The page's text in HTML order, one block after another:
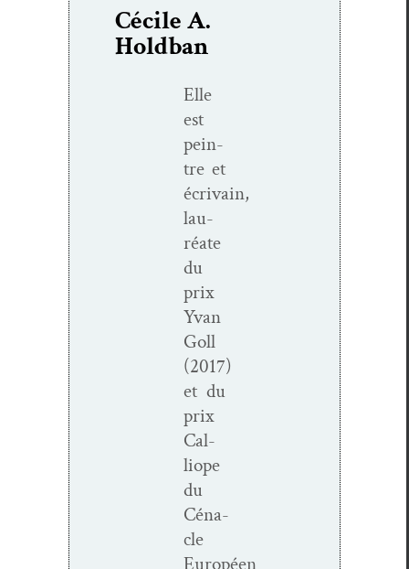
Cécile A.
Holdban
Elle
est
pein­
tre et
écrivain,
lau­
réate
du
prix
Yvan
Goll
(2017)
et du
prix
Cal­
liope
du
Céna­
cle